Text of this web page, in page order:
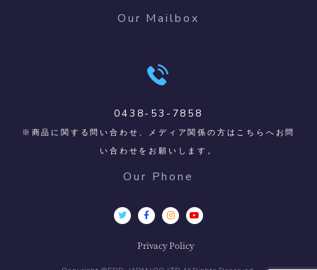
Our Mailbox
0438-53-7858
※商品に関する問い合わせ、メディア関係の方はこちらへお問
い合わせをお願いします。
Our Phone
Privacy Policy